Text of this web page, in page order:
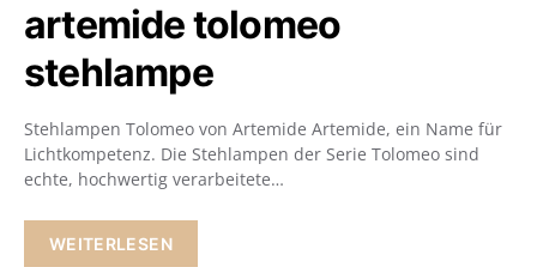
artemide tolomeo
stehlampe
Stehlampen Tolomeo von Artemide Artemide, ein Name für
Lichtkompetenz. Die Stehlampen der Serie Tolomeo sind
echte, hochwertig verarbeitete…
WEITERLESEN